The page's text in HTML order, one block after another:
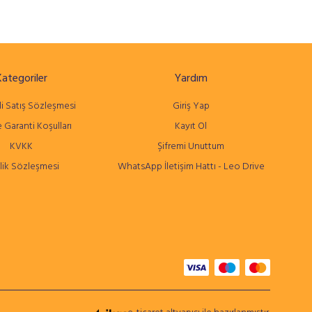
Sözleşmesi
Koşulları
KVKK
Sözleşmesi
Yardım
Giriş Yap
Kayıt Ol
Şifremi Unuttum
WhatsApp İletişim Hattı - Leo Drive